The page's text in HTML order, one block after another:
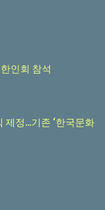
인회 참석
제정...기존 ‘한국문화